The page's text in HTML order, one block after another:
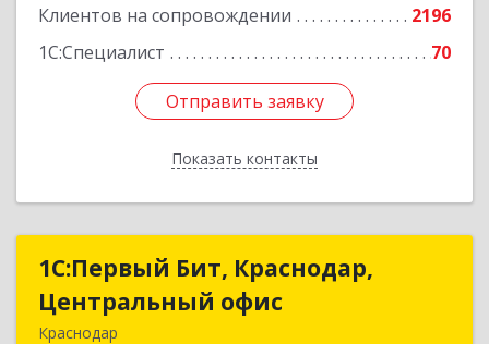
Клиентов на сопровождении
2196
1С:Специалист
70
Отправить заявку
Показать контакты
Отправить заявку
Назад
1С:Первый Бит, Краснодар,
Центральный офис
Краснодар
1С:Первый Бит, Краснодар,
Центральный офис